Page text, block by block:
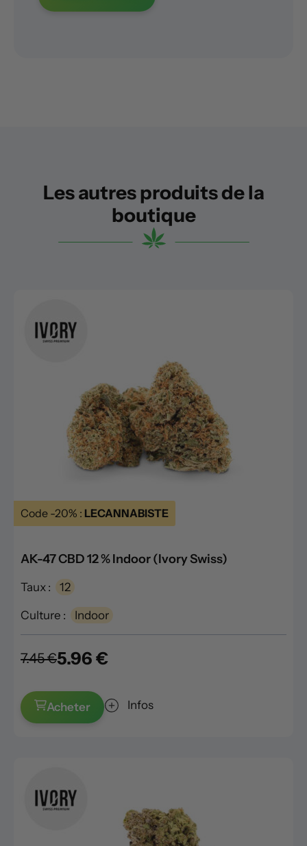
Les autres produits de la
boutique
Code -20% : LECANNABISTE
AK-47 CBD 12 % Indoor (Ivory Swiss)
Taux : 12
Culture : Indoor
7.45 €5.96 €
Acheter Infos